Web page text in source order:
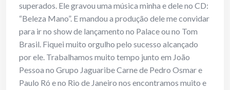
superados. Ele gravou uma música minha e dele no CD:
“Beleza Mano”. E mandou a produção dele me convidar
para ir no show de lançamento no Palace ou no Tom
Brasil. Fiquei muito orgulho pelo sucesso alcançado
por ele. Trabalhamos muito tempo junto em João
Pessoa no Grupo Jaguaribe Carne de Pedro Osmar e
Paulo Ró e no Rio de Janeiro nos encontramos muito e